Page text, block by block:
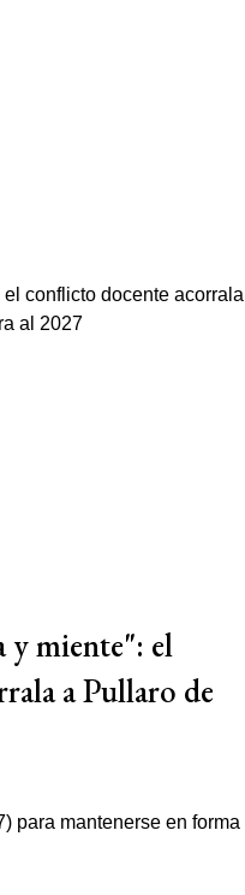
y miente": el
a Pullaro de